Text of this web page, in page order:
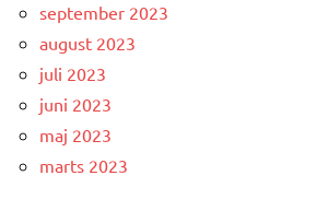
september 2023
august 2023
juli 2023
juni 2023
maj 2023
marts 2023